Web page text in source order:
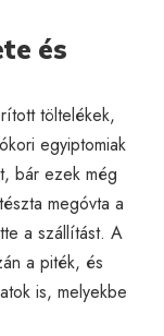
és
töltelékek,
egyiptomiak
bár ezek még
megóvta a
a szállítást. A
a piték, és
is, melyekbe